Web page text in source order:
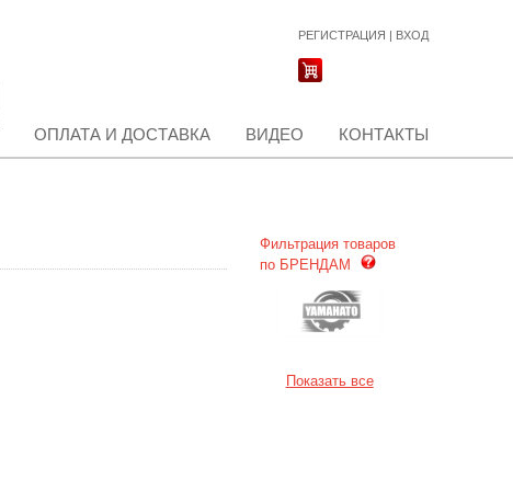
РЕГИСТРАЦИЯ | ВХОД
ОПЛАТА И ДОСТАВКА ВИДЕО КОНТАКТЫ
Фильтрация товаров
по БРЕНДАМ
Показать все